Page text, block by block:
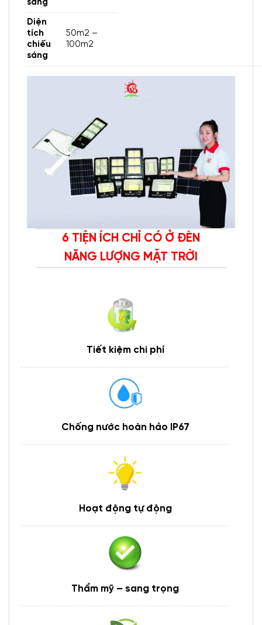
sáng
Diện
tích
chiếu
sáng
50m2 –
100m2
6 TIỆN ÍCH CHỈ CÓ Ở ĐÈN
NĂNG LƯỢNG MẶT TRỜI
Tiết kiệm chi phí
Chống nước hoàn hảo IP67
Hoạt động tự động
Thẩm mỹ – sang trọng